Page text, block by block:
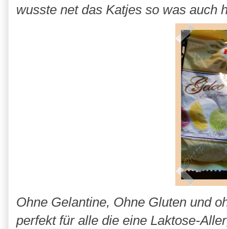
wusste net das Katjes so was auch
Ohne Gelantine, Ohne Gluten und
perfekt für alle die eine Laktose-